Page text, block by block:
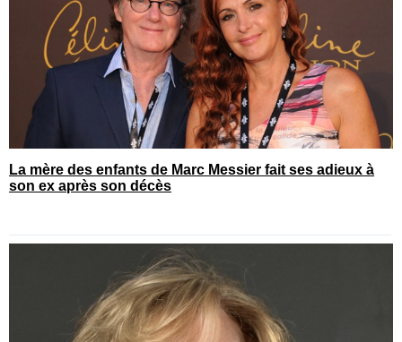
La mère des enfants de Marc Messier fait ses adieux à
son ex après son décès